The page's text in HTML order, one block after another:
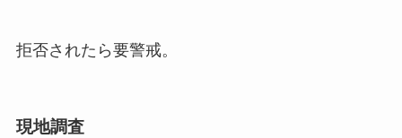
拒否されたら要警戒。
現地調査